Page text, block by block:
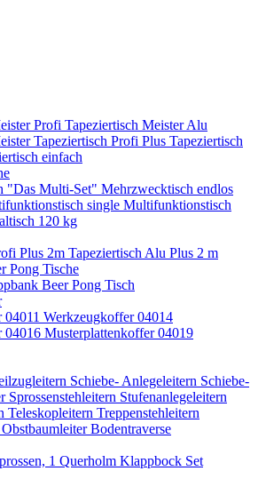
Profi Tapeziertisch Meister Alu
Tapeziertisch Profi Plus Tapeziertisch
einfach
"Das Multi-Set" Mehrzwecktisch endlos
single Multifunktionstisch
120 kg
Plus 2m Tapeziertisch Alu Plus 2 m
Pong Tische
Beer Pong Tisch
Werkzeugkoffer 04014
04016 Musterplattenkoffer 04019
Schiebe- Anlegeleitern Schiebe-
Sprossenstehleitern Stufenanlegeleitern
Teleskopleitern Treppenstehleitern
ObstbaumleiterBodentraverse
1 Querholm Klappbock Set